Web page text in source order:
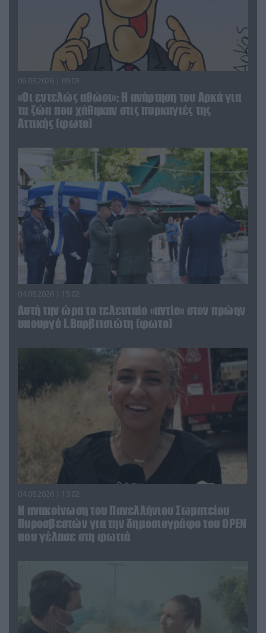
06.08.2026 | 09:03
«Οι εντελώς αθώοι»: Η ανάρτηση του Αρκά για
τα ζώα που χάθηκαν στις πυρκαγιές της
Αττικής (φωτο)
04.08.2026 | 15:02
Αυτή την ώρα το τελευταίο «αντίο» στον πρώην
υπουργό Ι.Βαρβιτσιώτη (φωτο)
04.08.2026 | 13:02
Η ανακοίνωση του Πανελλήνιου Σωματείου
Πυροσβεστών για την δημοσιογράφο του OPEN
που γέλασε στη φωτιά